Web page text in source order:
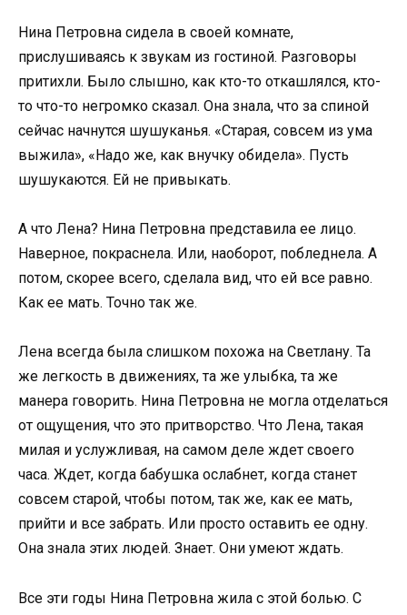
Нина Петровна сидела в своей комнате,
прислушиваясь к звукам из гостиной. Разговоры
притихли. Было слышно, как кто-то откашлялся, кто-
то что-то негромко сказал. Она знала, что за спиной
сейчас начнутся шушуканья. «Старая, совсем из ума
выжила», «Надо же, как внучку обидела». Пусть
шушукаются. Ей не привыкать.
А что Лена? Нина Петровна представила ее лицо.
Наверное, покраснела. Или, наоборот, побледнела. А
потом, скорее всего, сделала вид, что ей все равно.
Как ее мать. Точно так же.
Лена всегда была слишком похожа на Светлану. Та
же легкость в движениях, та же улыбка, та же
манера говорить. Нина Петровна не могла отделаться
от ощущения, что это притворство. Что Лена, такая
милая и услужливая, на самом деле ждет своего
часа. Ждет, когда бабушка ослабнет, когда станет
совсем старой, чтобы потом, так же, как ее мать,
прийти и все забрать. Или просто оставить ее одну.
Она знала этих людей. Знает. Они умеют ждать.
Все эти годы Нина Петровна жила с этой болью. С